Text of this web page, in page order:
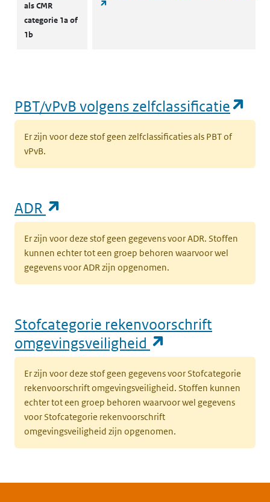
als CMR
categorie 1a of
1b
PBT/vPvB volgens zelfclassificatie
Er zijn voor deze stof geen zelfclassificaties als PBT of
vPvB.
ADR
Er zijn voor deze stof geen gegevens voor ADR. Stoffen
kunnen echter tot een groep behoren waarvoor wel
gegevens voor ADR zijn opgenomen.
Stofcategorie rekenvoorschrift
omgevingsveiligheid
Er zijn voor deze stof geen gegevens voor Stofcategorie
rekenvoorschrift omgevingsveiligheid. Stoffen kunnen
echter tot een groep behoren waarvoor wel gegevens
voor Stofcategorie rekenvoorschrift
omgevingsveiligheid zijn opgenomen.